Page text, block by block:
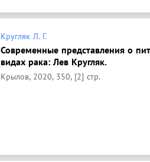
Кругляк Л. Г.
Современные представления о
видах рака: Лев Кругляк.
Крылов, 2020, 350, [2] стр.